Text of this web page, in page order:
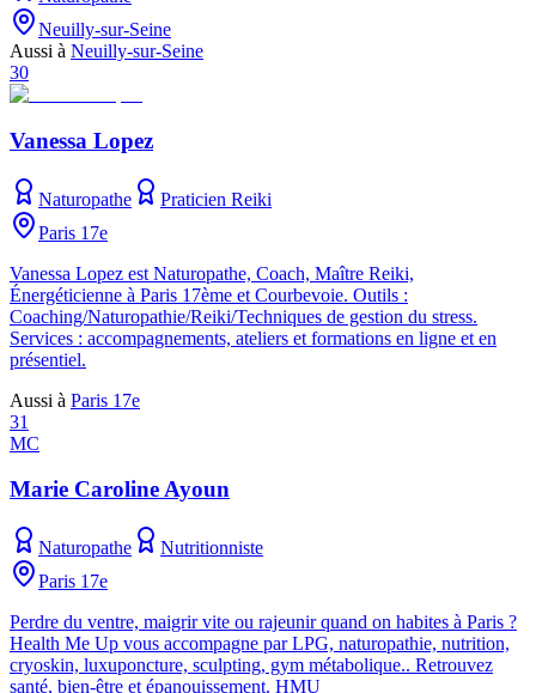
Neuilly-sur-Seine
Aussi à Neuilly-sur-Seine
30
Vanessa Lopez
Naturopathe
Praticien Reiki
Paris 17e
Vanessa Lopez est Naturopathe, Coach, Maître Reiki,
Énergéticienne à Paris 17ème et Courbevoie. Outils :
Coaching/Naturopathie/Reiki/Techniques de gestion du stress.
Services : accompagnements, ateliers et formations en ligne et en
présentiel.
Aussi à Paris 17e
31
MC
Marie Caroline Ayoun
Naturopathe
Nutritionniste
Paris 17e
Perdre du ventre, maigrir vite ou rajeunir quand on habites à Paris ?
Health Me Up vous accompagne par LPG, naturopathie, nutrition,
cryoskin, luxuponcture, sculpting, gym métabolique.. Retrouvez
santé, bien-être et épanouissement. HMU